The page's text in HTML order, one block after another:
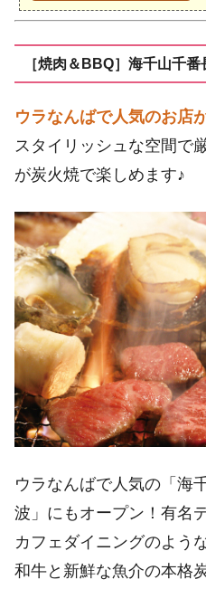
［焼肉＆BBQ］海千山千番
ウラなんばで人気のお店
スタイリッシュな空間で
が炭火焼で楽しめます♪
ウラなんばで人気の「海
波」にもオープン！有名
カフェダイニングのよう
和牛と新鮮な魚介の本格